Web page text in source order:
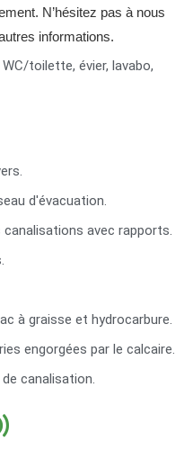
N’hésitez pas à nous
informations.
toilette, évier, lavabo,
d'évacuation.
avec rapports.
à graisse et hydrocarbure.
engorgées par le calcaire.
canalisation.